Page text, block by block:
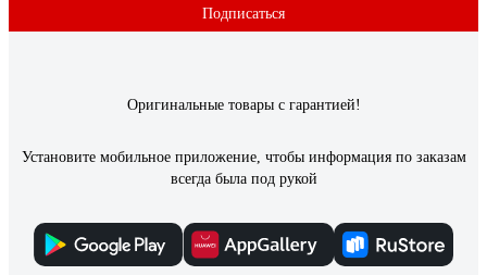
Подписаться
Оригинальные товары с гарантией!
Установите мобильное приложение, чтобы информация по заказам
всегда была под рукой